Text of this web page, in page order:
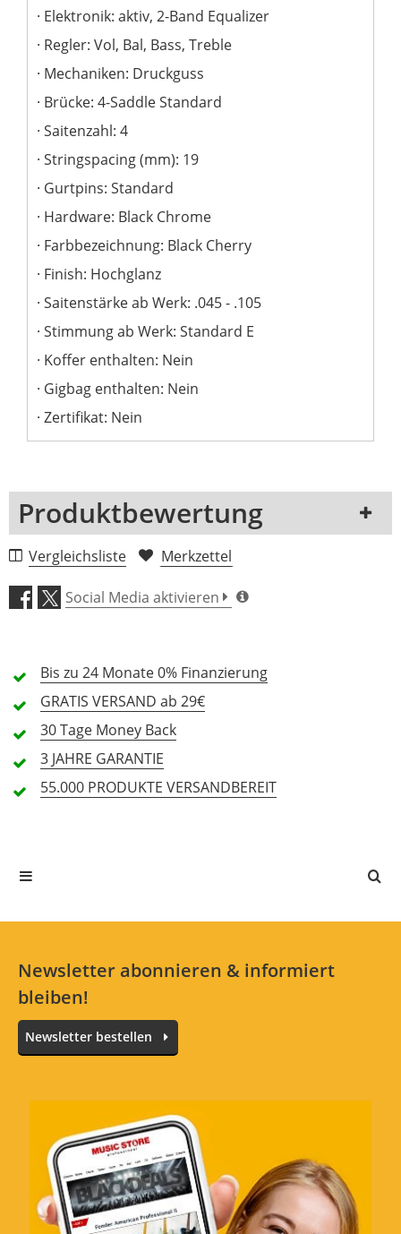
Elektronik: aktiv, 2-Band Equalizer
Regler: Vol, Bal, Bass, Treble
Mechaniken: Druckguss
Brücke: 4-Saddle Standard
Saitenzahl: 4
Stringspacing (mm): 19
Gurtpins: Standard
Hardware: Black Chrome
Farbbezeichnung: Black Cherry
Finish: Hochglanz
Saitenstärke ab Werk: .045 - .105
Stimmung ab Werk: Standard E
Koffer enthalten: Nein
Gigbag enthalten: Nein
Zertifikat: Nein
Produktbewertung
1 Rezension
5 Sterne
4 Sterne
2 Sterne
1 Sterne
Alle Sprachen
Vergleichsliste Merkzettel
Social Media aktivieren
Bis zu 24 Monate0% Finanzierung
GRATIS VERSAND ab 29€
30 Tage Money Back
3 JAHRE GARANTIE
55.000 PRODUKTE VERSANDBEREIT
Newsletter abonnieren & informiert
bleiben!
Newsletter bestellen